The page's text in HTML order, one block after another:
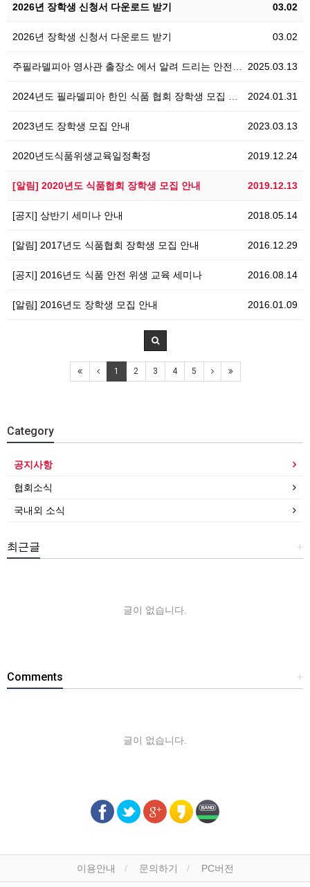
03.02
2026년 장학생 신청서 다운로드 받기
03.02
2026년 장학생 신청서 다운로드 받기
2025.03.13
주필라델피아 영사관 출장소 에서 알려 드리는 안전공지
2024.01.31
2024년도 필라델피아 한인 식품 협회 장학생 모집 공…
2023.03.13
2023년도 장학생 모집 안내
2019.12.24
2020년도식품위생교육일정확정
2019.12.13
[알림] 2020년도 식품협회 장학생 모집 안내
2018.05.14
[공지] 상반기 세미나 안내
2016.12.29
[알림] 2017년도 식품협회 장학생 모집 안내
2016.08.14
[공지] 2016년도 식품 안전 위생 교육 세미나
2016.01.09
[알림] 2016년도 장학생 모집 안내
1 2 3 4 5
Category
공지사항
협회소식
국내외 소식
+
최근글
글이 없습니다.
+
Comments
글이 없습니다.
이용안내 문의하기 PC버전